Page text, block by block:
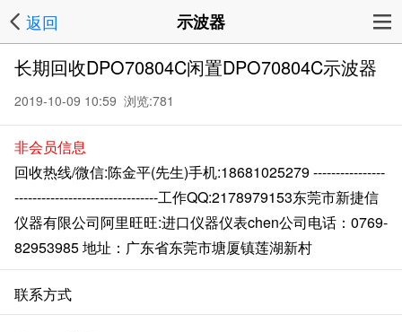
返回 示波器
长期回收DPO70804C闲置DPO70804C示波器
2019-10-09 10:59 浏览:781
非会员信息
回收热线/微信:陈金平(先生)手机:18681025279 ----------------
--------------------------------工作QQ:2178979153东莞市新捷信
仪器有限公司阿里旺旺:进口仪器仪表chen公司电话：0769-
82953985 地址：广东省东莞市塘厦镇莲湖新村
联系方式